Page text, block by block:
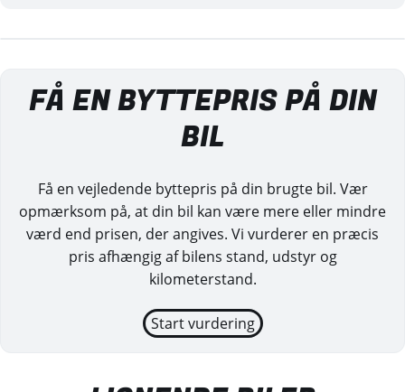
FÅ EN BYTTEPRIS PÅ DIN
BIL
Få en vejledende byttepris på din brugte bil. Vær
opmærksom på, at din bil kan være mere eller mindre
værd end prisen, der angives. Vi vurderer en præcis
pris afhængig af bilens stand, udstyr og
kilometerstand.
Start vurdering